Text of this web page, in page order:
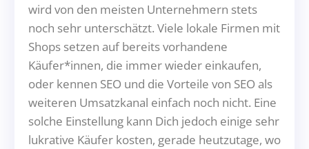
wird von den meisten Unternehmern stets
noch sehr unterschätzt. Viele lokale Firmen mit
Shops setzen auf bereits vorhandene
Käufer*innen, die immer wieder einkaufen,
oder kennen SEO und die Vorteile von SEO als
weiteren Umsatzkanal einfach noch nicht. Eine
solche Einstellung kann Dich jedoch einige sehr
lukrative Käufer kosten, gerade heutzutage, wo